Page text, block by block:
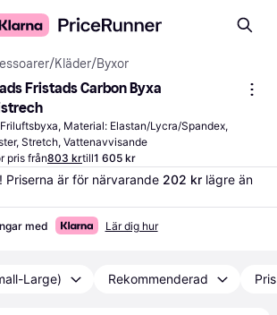
/Kläder/Byxor
Fristads Carbon Byxa
Material: Elastan/Lycra/Spandex,
Stretch, Vattenavvisande
pris från803 krtill1 605 kr
Priserna är för närvarande 202 kr lägre än
med Lär dig hur
Large) Rekommenderad